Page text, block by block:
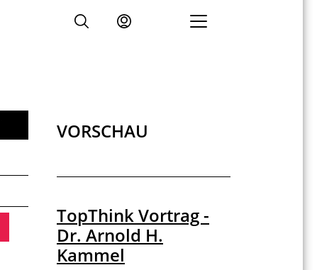
VORSCHAU
TopThink Vortrag -
Dr. Arnold H.
Kammel